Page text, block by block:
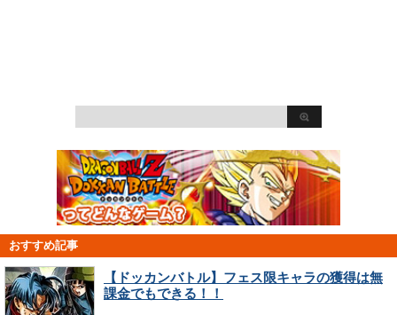
おすすめ記事
【ドッカンバトル】フェス限キャラの獲得は無
課金でもできる！！